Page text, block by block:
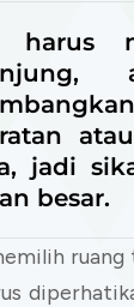
harus
jadi
besar.
ruang